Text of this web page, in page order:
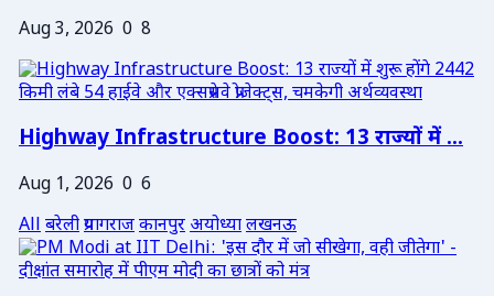
Aug 3, 2026 0 8
Highway Infrastructure Boost: 13 राज्यों में ...
Aug 1, 2026 0 6
Allबरेलीप्रयागराजकानपुरअयोध्यालखनऊ